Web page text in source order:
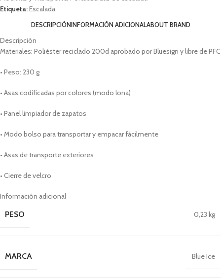
Etiqueta:Escalada
DESCRIPCIÓNINFORMACIÓN ADICIONALABOUT BRAND
Descripción
Materiales: Poliéster reciclado 200d aprobado por Bluesign y libre de PFC
• Peso: 230 g
• Asas codificadas por colores (modo lona)
• Panel limpiador de zapatos
• Modo bolso para transportar y empacar fácilmente
• Asas de transporte exteriores
• Cierre de velcro
Información adicional
PESO 0,23 kg
MARCA Blue Ice